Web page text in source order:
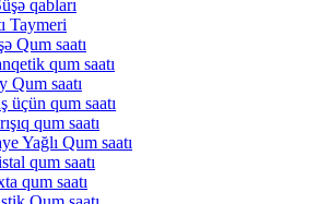
qabları
Taymeri
Qum saatı
qum saatı
Qum saatı
üçün qum saatı
qum saatı
Yağlı Qum saatı
qum saatı
qum saatı